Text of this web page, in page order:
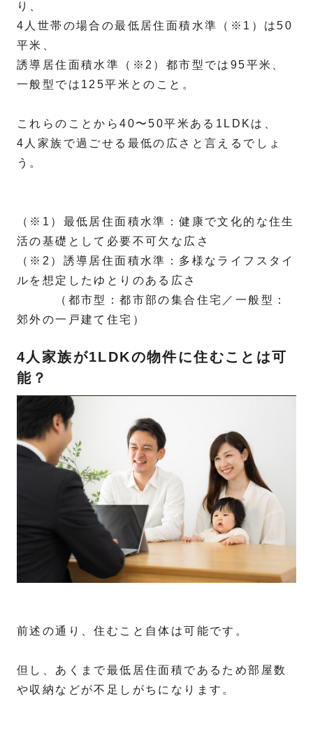
り、
4人世帯の場合の最低居住面積水準（※1）は50
平米、
誘導居住面積水準（※2）都市型では95平米、
一般型では125平米とのこと。
これらのことから40〜50平米ある1LDKは、
4人家族で過ごせる最低の広さと言えるでしょ
う。
（※1）最低居住面積水準：健康で文化的な住生
活の基礎として必要不可欠な広さ
（※2）誘導居住面積水準：多様なライフスタイ
ルを想定したゆとりのある広さ
（都市型：都市部の集合住宅／一般型：
郊外の一戸建て住宅）
4人家族が1LDKの物件に住むことは可
能？
前述の通り、住むこと自体は可能です。
但し、あくまで最低居住面積であるため部屋数
や収納などが不足しがちになります。